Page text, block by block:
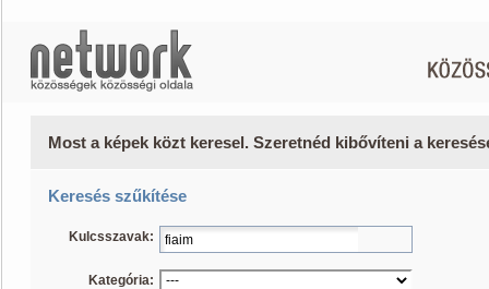
Most a képek közt keresel. Szeretnéd kibővíteni a
Keresés szűkítése
Kulcsszavak:
Kategória: